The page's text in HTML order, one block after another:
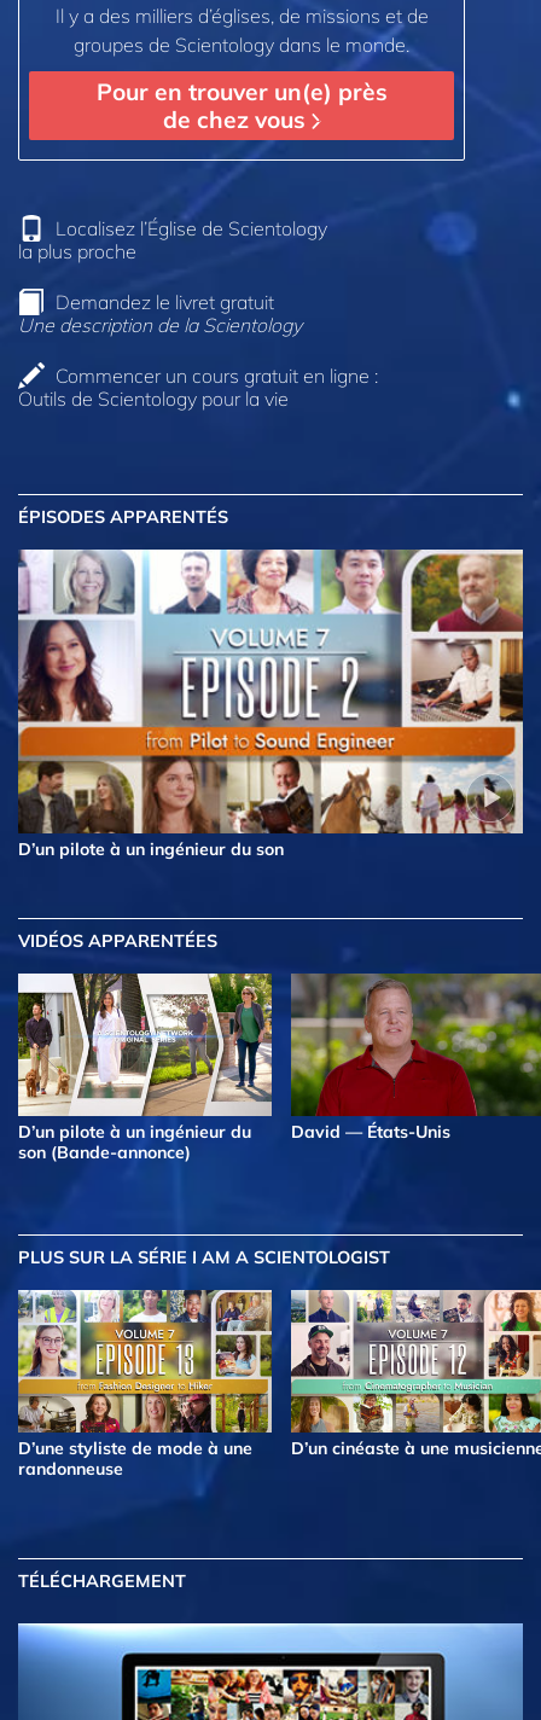
Il y a des milliers d’églises, de missions et de
groupes de Scientology dans le monde.
Pour en trouver un(e) près
de chez vous
Localisez l’Église de Scientology
la plus proche
Demandez le livret gratuit
Une description de la Scientology
Commencer un cours gratuit en ligne :
Outils de Scientology pour la vie
ÉPISODES APPARENTÉS
D’un pilote à un ingénieur du son
VIDÉOS APPARENTÉES
D’un pilote à un ingénieur du
son (Bande-annonce)
David — États-Unis
PLUS SUR LA SÉRIE I AM A SCIENTOLOGIST
D’une styliste de mode à une
randonneuse
D’un cinéaste à une
TÉLÉCHARGEMENT